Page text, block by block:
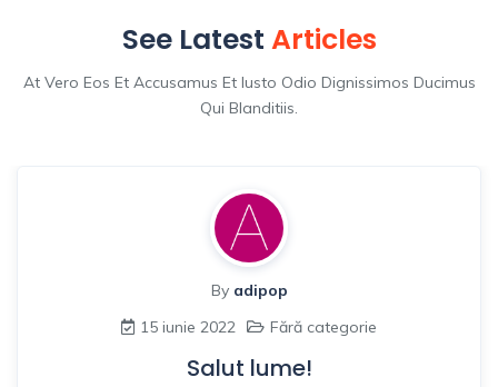
See Latest Articles
At Vero Eos Et Accusamus Et Iusto Odio Dignissimos Ducimus
Qui Blanditiis.
By adipop
15 iunie 2022
Fără categorie
Salut lume!